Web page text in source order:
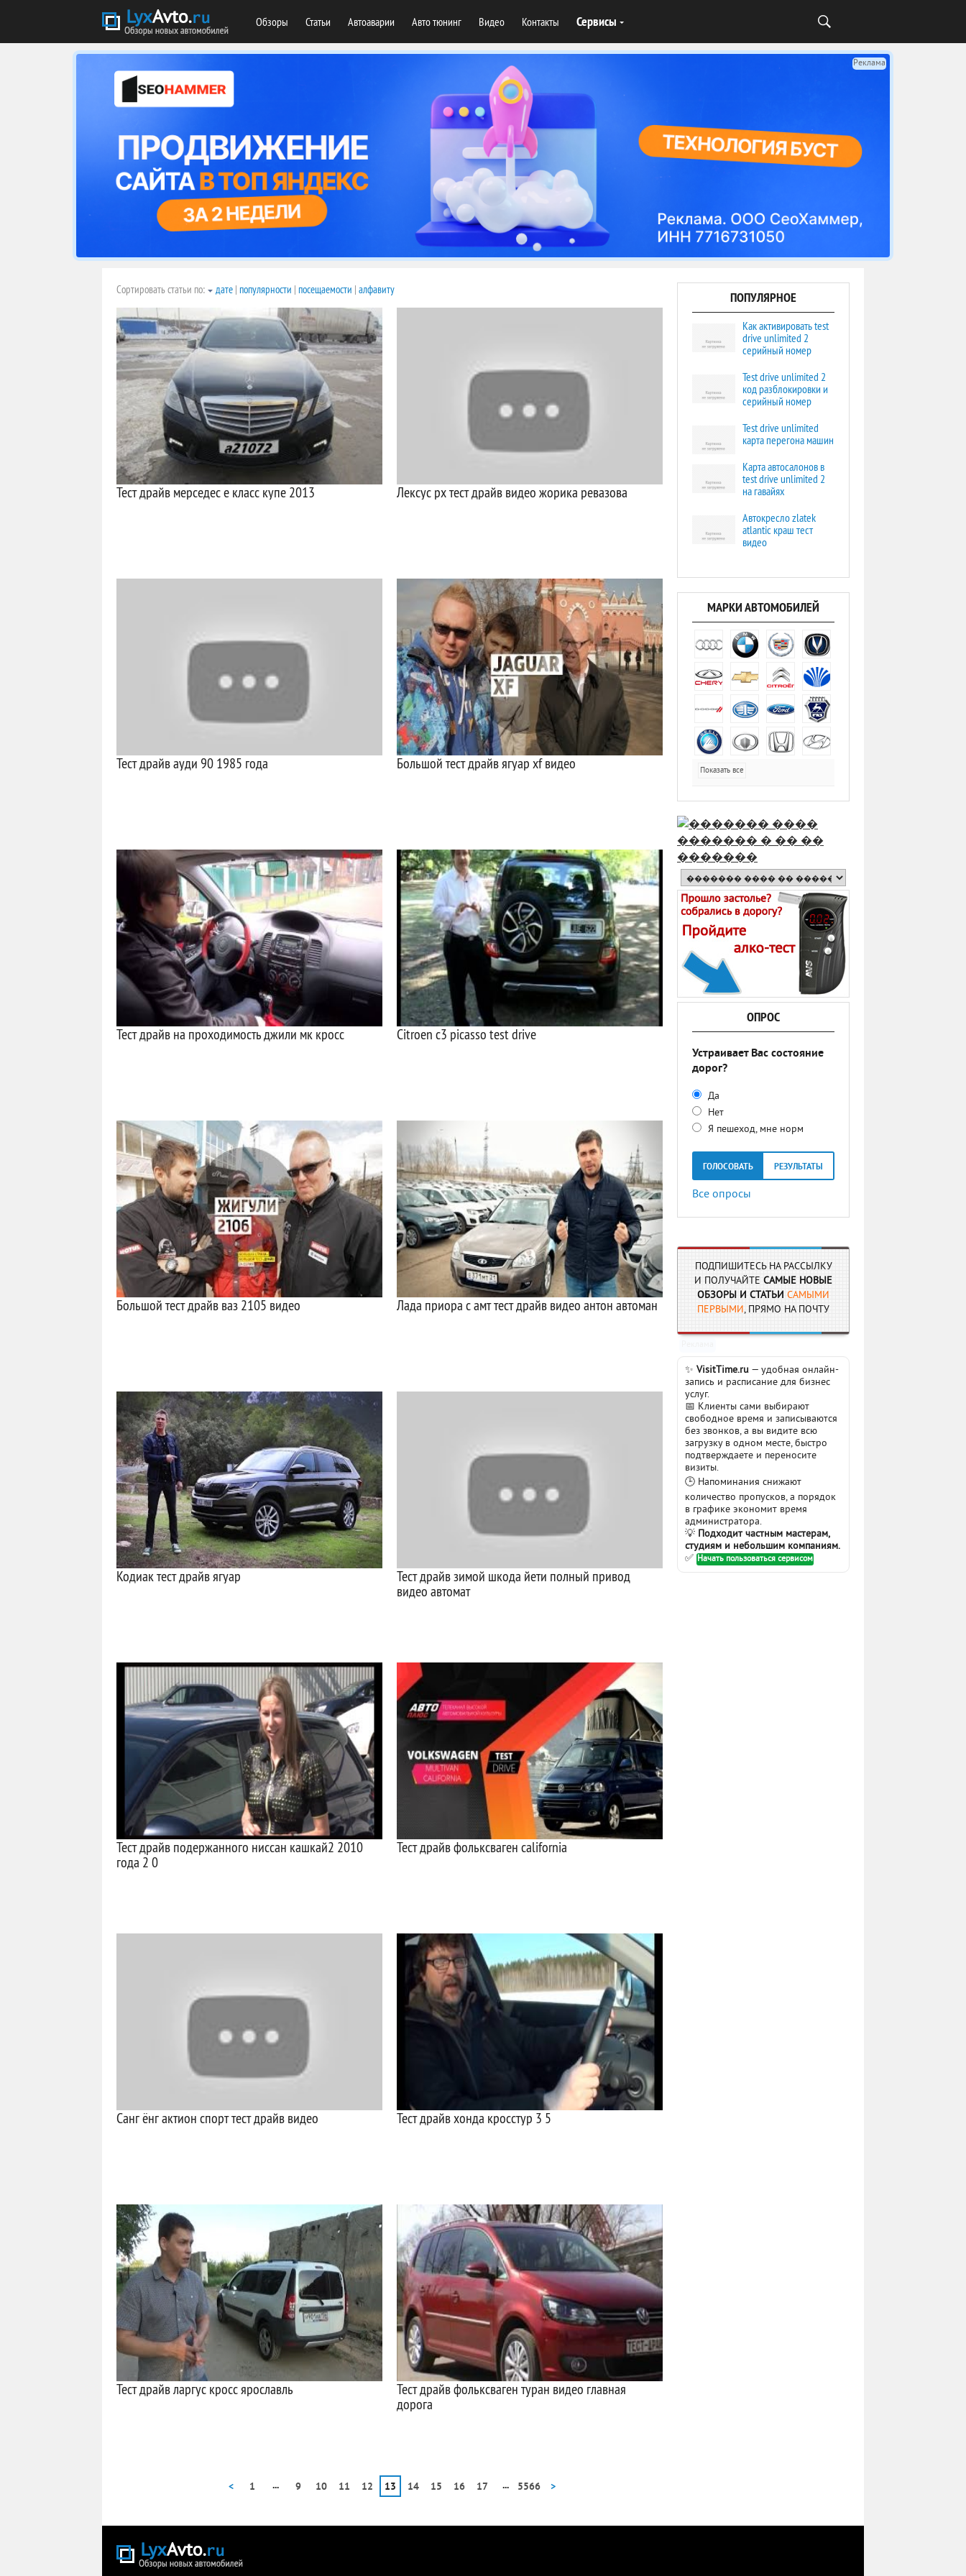
Обзоры Статьи Автоаварии Авто тюнинг Видео Контакты Сервисы
Реклама
Сортировать статьи по: дате | популярности | посещаемости | алфавиту
Тест драйв мерседес е класс купе 2013 Лексус рх тест драйв видео жорика ревазова
Тест драйв ауди 90 1985 года Большой тест драйв ягуар xf видео
Тест драйв на проходимость джили мк кросс Citroen c3 picasso test drive
Большой тест драйв ваз 2105 видео Лада приора с амт тест драйв видео антон автоман
Кодиак тест драйв ягуар
Тест драйв зимой шкода йети полный привод
видео автомат
Тест драйв подержанного ниссан кашкай2 2010
года 2 0
Тест драйв фольксваген california
Санг ёнг актион спорт тест драйв видео Тест драйв хонда кросстур 3 5
Тест драйв ларгус кросс ярославль
Тест драйв фольксваген туран видео главная
дорога
< 1 ... 9 10 11 12 13 14 15 16 17 ... 5566 >
ПОПУЛЯРНОЕ
Как активировать test
drive unlimited 2
серийный номер
Test drive unlimited 2
код разблокировки и
серийный номер
Test drive unlimited
карта перегона машин
Карта автосалонов в
test drive unlimited 2
на гавайях
Автокресло zlatek
atlantic краш тест
видео
МАРКИ АВТОМОБИЛЕЙ
Показать все
ОПРОС
Устраивает Вас состояние
дорог?
Да
Нет
Я пешеход, мне норм
ГОЛОСОВАТЬ РЕЗУЛЬТАТЫ
Все опросы
ПОДПИШИТЕСЬ НА РАССЫЛКУ
И ПОЛУЧАЙТЕ САМЫЕ НОВЫЕ
ОБЗОРЫ И СТАТЬИ САМЫМИ
ПЕРВЫМИ, ПРЯМО НА ПОЧТУ
✨ VisitTime.ru — удобная онлайн-
запись и расписание для бизнес
услуг.
📅 Клиенты сами выбирают
свободное время и записываются
без звонков, а вы видите всю
загрузку в одном месте, быстро
подтверждаете и переносите
визиты.
🕒 Напоминания снижают
количество пропусков, а порядок
в графике экономит время
администратора.
💡 Подходит частным мастерам,
студиям и небольшим компаниям.
✅ Начать пользоваться сервисом